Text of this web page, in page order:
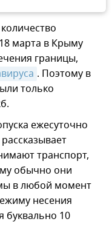
марта в Крыму
границы,
. Поэтому в
только
ежесуточно
транспорт,
обычно они
в любой момент
несения
буквально 10